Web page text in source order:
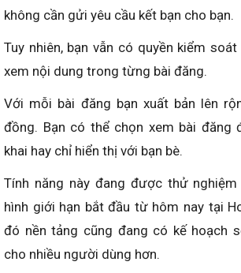
không cần gửi yêu cầu kết bạn cho bạn.
Tuy nhiên, bạn vẫn có quyền kiểm
xem nội dung trong từng bài đăng.
Với mỗi bài đăng bạn xuất bản lên
đồng. Bạn có thể chọn xem bài đăng
khai hay chỉ hiển thị với bạn bè.
Tính năng này đang được thử
hình giới hạn bắt đầu từ hôm nay tại
đó nền tảng cũng đang có kế hoạch
cho nhiều người dùng hơn.